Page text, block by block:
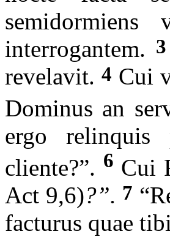
interrogantem. 3
revelavit.4 Cui
Dominus an
ergo
cliente?”. 6 Cui
Act 9,6)?”. 7
facturus quae